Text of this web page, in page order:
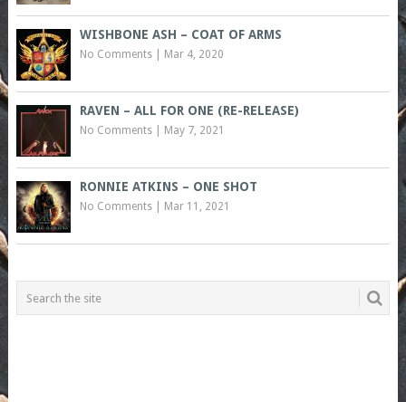
WISHBONE ASH – COAT OF ARMS
No Comments| Mar 4, 2020
RAVEN – ALL FOR ONE (RE-RELEASE)
No Comments| May 7, 2021
RONNIE ATKINS – ONE SHOT
No Comments| Mar 11, 2021